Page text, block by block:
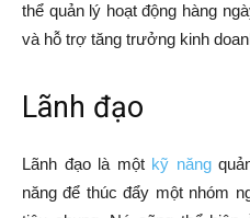
thể quản lý hoạt động hàng
và hỗ trợ tăng trưởng kinh
Lãnh đạo
Lãnh đạo là một kỹ năng
năng để thúc đẩy một nhóm